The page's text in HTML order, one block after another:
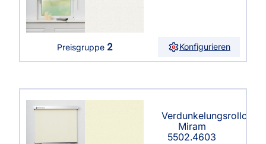
Preisgruppe 2 Konfigurieren
Verdunkelungsrollo
Miram
5502.4603